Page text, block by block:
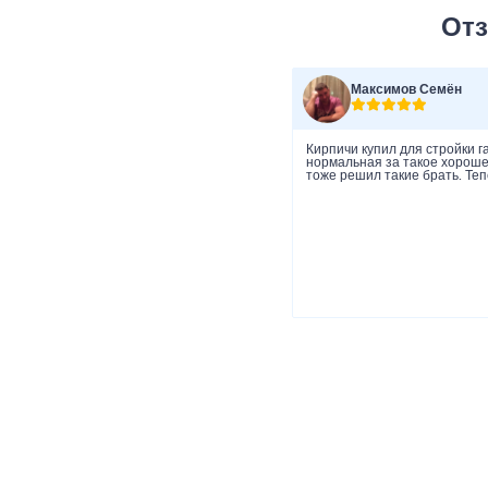
Максимов Семён
Кирпичи купил для стройки
нормальная за такое
тоже решил такие брать.